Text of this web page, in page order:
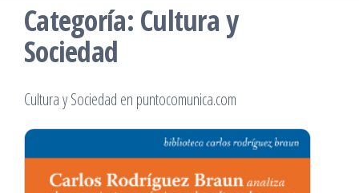
Categoría: Cultura y
Sociedad
Cultura y Sociedad en puntocomunica.com